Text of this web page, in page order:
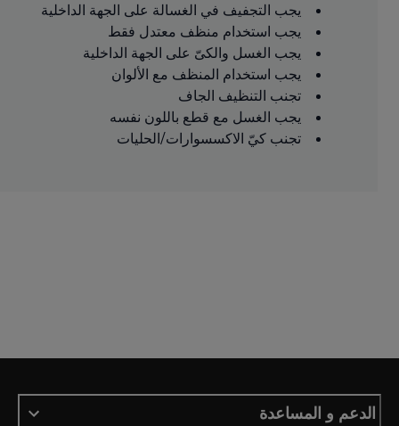
يجب التجفيف في الغسالة على الجهة الداخلية
يجب استخدام منظف معتدل فقط
يجب الغسل والكىّ على الجهة الداخلية
يجب استخدام المنظف مع الألوان
تجنب التنظيف الجاف
يجب الغسل مع قطع باللون نفسه
تجنب كيّ الاكسسوارات/الحليات
الدعم و المساعدة